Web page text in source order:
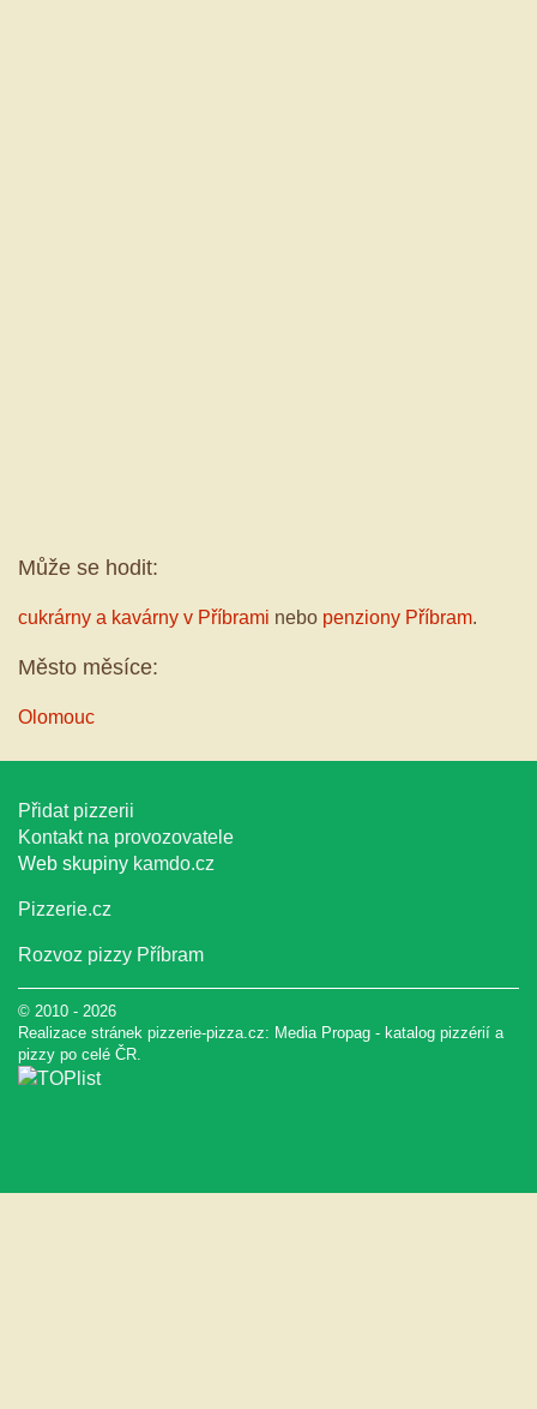
Může se hodit:
cukrárny a kavárny v Příbrami nebo penziony Příbram.
Město měsíce:
Olomouc
Přidat pizzerii
Kontakt na provozovatele
Web skupiny kamdo.cz
Pizzerie.cz
Rozvoz pizzy Příbram
© 2010 - 2026
Realizace stránek pizzerie-pizza.cz: Media Propag - katalog pizzérií a
pizzy po celé ČR.